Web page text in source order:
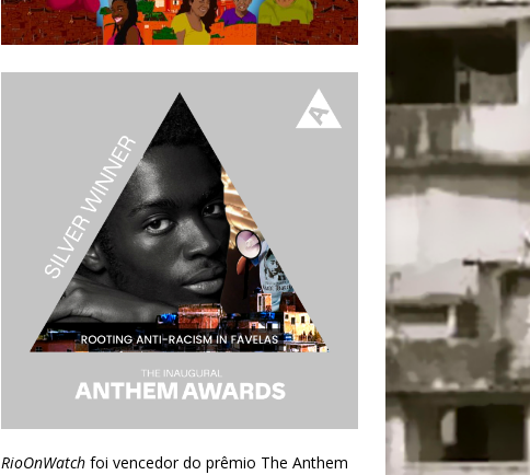
RioOnWatchfoi vencedor do prêmio The Anthem